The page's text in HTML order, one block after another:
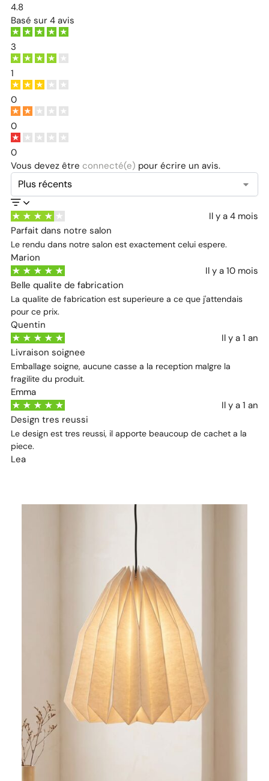
4.8
Basé sur 4 avis
3
1
0
0
0
Vous devez être connecté(e) pour écrire un avis.
Il y a 4 mois
Parfait dans notre salon
Le rendu dans notre salon est exactement celui espere.
Marion
Il y a 10 mois
Belle qualite de fabrication
La qualite de fabrication est superieure a ce que j'attendais
pour ce prix.
Quentin
Il y a 1 an
Livraison soignee
Emballage soigne, aucune casse a la reception malgre la
fragilite du produit.
Emma
Il y a 1 an
Design tres reussi
Le design est tres reussi, il apporte beaucoup de cachet a la
piece.
Lea